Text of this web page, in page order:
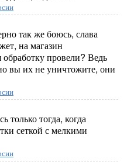
так же боюсь, слава
на магазин
провели? Ведь
вы их не уничтожите, они
только тогда, когда
сеткой с мелкими